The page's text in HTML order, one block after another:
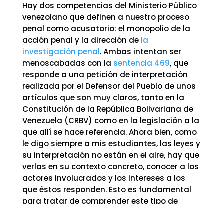
Hay dos competencias del Ministerio Público
venezolano que definen a nuestro proceso
penal como acusatorio: el monopolio de la
acción penal y la dirección de la
investigación penal. Ambas intentan ser
menoscabadas con la sentencia 469, que
responde a una petición de interpretación
realizada por el Defensor del Pueblo de unos
artículos que son muy claros, tanto en la
Constitución de la República Bolivariana de
Venezuela (CRBV) como en la legislación a la
que allí se hace referencia. Ahora bien, como
le digo siempre a mis estudiantes, las leyes y
su interpretación no están en el aire, hay que
verlas en su contexto concreto, conocer a los
actores involucrados y los intereses a los
que éstos responden. Esto es fundamental
para tratar de comprender este tipo de